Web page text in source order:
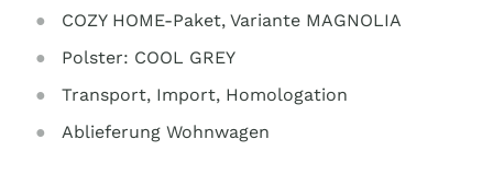
COZY HOME-Paket, Variante MAGNOLIA
Polster: COOL GREY
Transport, Import, Homologation
Ablieferung Wohnwagen